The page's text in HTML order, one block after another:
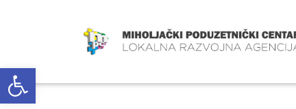
Open toolbar